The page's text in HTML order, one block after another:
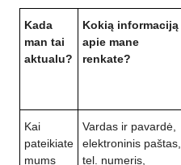
Kada
man tai
aktualu?
Kokią informaciją
apie mane
renkate?
Kai
pateikiate
mums
Vardas ir pavardė,
elektroninis paštas,
tel. numeris,